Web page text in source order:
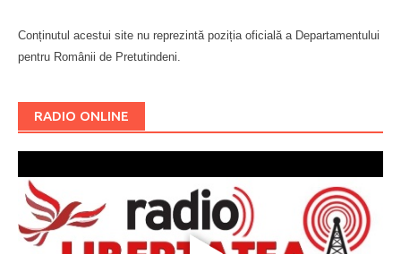
Conținutul acestui site nu reprezintă poziția oficială a Departamentului
pentru Românii de Pretutindeni.
RADIO ONLINE